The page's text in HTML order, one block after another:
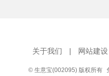
关于我们 | 网站建设
© 生意宝(002095) 版权所有